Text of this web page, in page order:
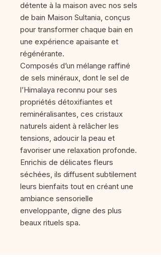
détente à la maison avec nos sels
de bain Maison Sultania, conçus
pour transformer chaque bain en
une expérience apaisante et
régénérante.
Composés d’un mélange raffiné
de sels minéraux, dont le sel de
l’Himalaya reconnu pour ses
propriétés détoxifiantes et
reminéralisantes, ces cristaux
naturels aident à relâcher les
tensions, adoucir la peau et
favoriser une relaxation profonde.
Enrichis de délicates fleurs
séchées, ils diffusent subtilement
leurs bienfaits tout en créant une
ambiance sensorielle
enveloppante, digne des plus
beaux rituels spa.